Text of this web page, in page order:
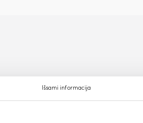
Išsami informacija